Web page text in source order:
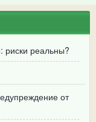
риски реальны?
от